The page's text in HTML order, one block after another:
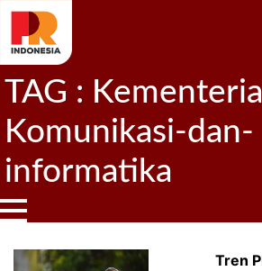
TAG :
Komunikasi-dan-
informatika
Tren